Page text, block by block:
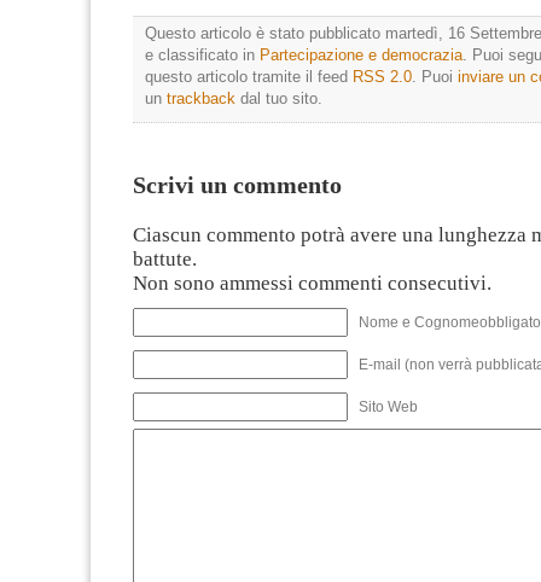
Questo articolo è stato pubblicato martedì, 16
e classificato in Partecipazione e democrazia . Puoi
questo articolo tramite il feed RSS 2.0 . Puoi inviare un
un trackback dal tuo sito.
Scrivi un commento
Ciascun commento potrà avere una lunghezza
battute.
Non sono ammessi commenti consecutivi.
Nome e
E-mail (non verrà
Sito Web